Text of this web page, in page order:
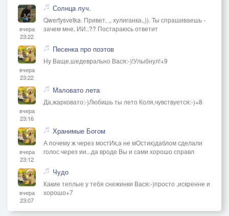
вчера
23:22
Солнца луч.
Qwertysvetka. Привет, ,, хулиганка,,)). Ты спрашиваешь -
зачем мне, ИИ..?? Постараюсь ответит
вчера
23:22
Песенка про поэтов
Ну Ваще,шедеврально Вася:-)!Улыбнул!+9
вчера
23:16
Маловато лета
Да,жарковато:-)Любишь ты лето Коля,чувствуется:-)+8
вчера
23:12
Хранимые Богом
А почему ж через мостИк,а не мОстик)даблом сделали
голос через ии...да вроде Вы и сами хорошо справл
вчера
23:07
Чудо
Какие теплые у тебя снежинки Вася:-)просто ,искренне и
хорошо+7